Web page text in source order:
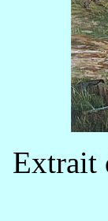
Extrait